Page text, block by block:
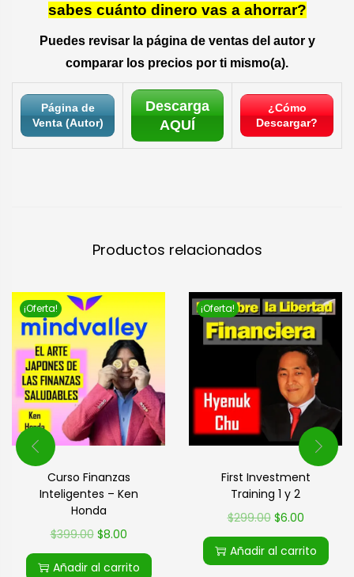
sabes cuánto dinero vas a ahorrar?
Puedes revisar la página de ventas del autor y
comparar los precios por ti mismo(a).
Página de
Venta (Autor)
Descarga
AQUÍ
¿Cómo
Descargar?
Productos relacionados
¡Oferta!
Curso Finanzas
Inteligentes – Ken
Honda
$399.00 $8.00
Añadir al carrito
¡Oferta!
First Investment
Training 1 y 2
$299.00 $6.00
Añadir al carrito